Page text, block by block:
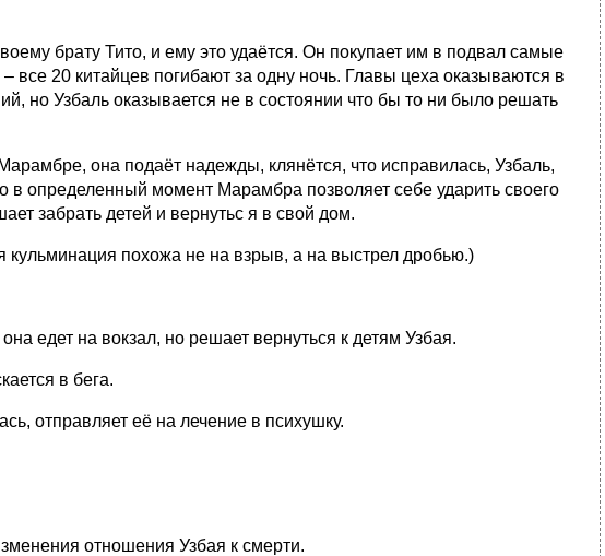
брату Тито, и ему это удаётся. Он покупает им в подвал самые
20 китайцев погибают за одну ночь. Главы цеха оказываются в
но Узбаль оказывается не в состоянии что бы то ни было решать
она подаёт надежды, клянётся, что исправилась, Узбаль,
в определенный момент Марамбра позволяет себе ударить своего
забрать детей и вернутьс я в свой дом.
кульминация похожа не на взрыв, а на выстрел дробью.)
едет на вокзал, но решает вернуться к детям Узбая.
в бега.
отправляет её на лечение в психушку.
отношения Узбая к смерти.